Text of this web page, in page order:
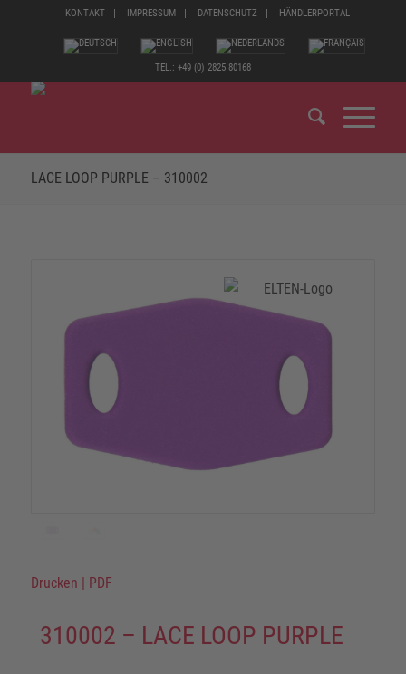
KONTAKT IMPRESSUM DATENSCHUTZ HÄNDLERPORTAL
TEL.: +49 (0) 2825 80168
LACE LOOP PURPLE – 310002
Drucken PDF
310002 – LACE LOOP PURPLE